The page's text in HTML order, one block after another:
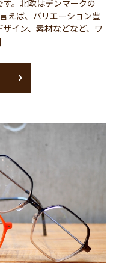
。北欧はデンマークの
えば、バリエーション豊
イン、素材などなど、ワ